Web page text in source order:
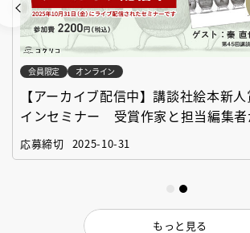
会員限定 オンライン
【アーカイブ配信中】講談社絵本新
インセミナー 受賞作家と担当編集者
「絵本創作実践講座」
応募締切 2025-10-31
もっと見る